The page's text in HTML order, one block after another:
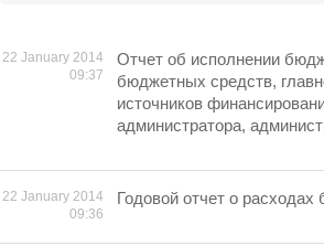
22 January 2014
09:37
Отчет об исполнении
бюджетных средств,
источников
администратора,
22 January 2014
09:36
Годовой отчет о расходах